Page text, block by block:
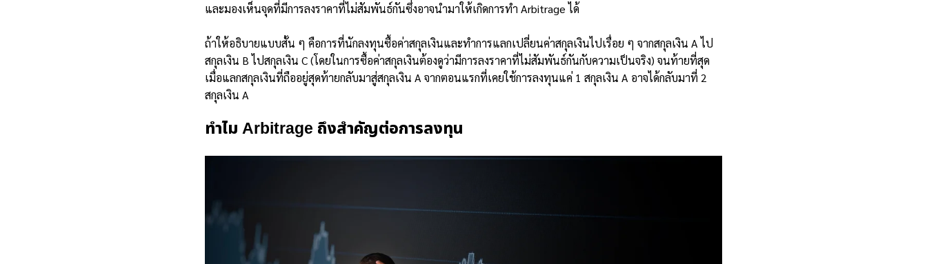
และมองเห็นจุดที่มีการลงราคาที่ไม่สัมพันธ์กันซึ่งอาจนำมาให้เกิดการทำ Arbitrage ได้
ถ้าให้อธิบายแบบสั้น ๆ คือการที่นักลงทุนซื้อค่าสกุลเงินและทำการแลกเปลี่ยนค่าสกุลเงินไปเรื่อย ๆ จากสกุลเงิน A ไป
สกุลเงิน B ไปสกุลเงิน C (โดยในการซื้อค่าสกุลเงินต้องดูว่ามีการลงราคาที่ไม่สัมพันธ์กันกับความเป็นจริง) จนท้ายที่สุด
เมื่อแลกสกุลเงินที่ถืออยู่สุดท้ายกลับมาสู่สกุลเงิน A จากตอนแรกที่เคยใช้การลงทุนแค่ 1 สกุลเงิน A อาจได้กลับมาที่ 2
สกุลเงิน A
ทำไม Arbitrage ถึงสำคัญต่อการลงทุน